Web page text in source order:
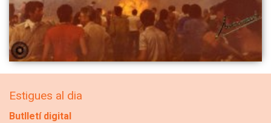
Estigues al dia
Butlletí digital